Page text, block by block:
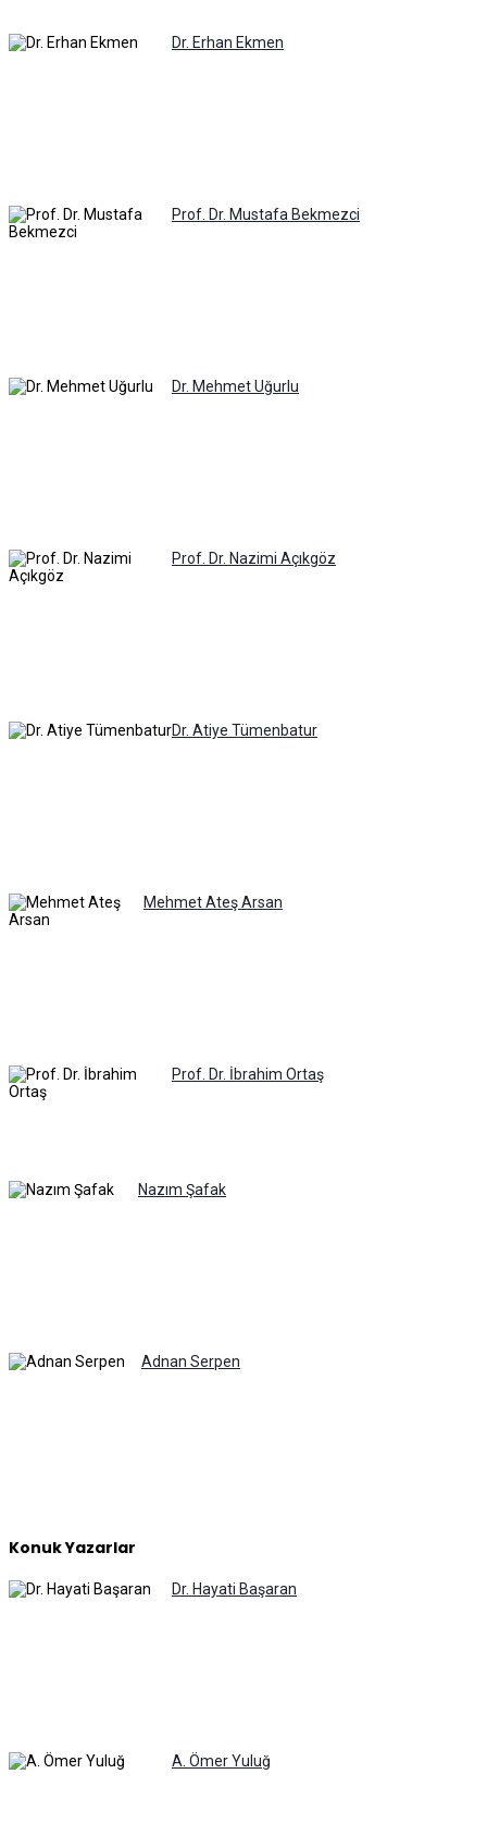
Dr. Erhan Ekmen
Prof. Dr. Mustafa Bekmezci
Dr. Mehmet Uğurlu
Prof. Dr. Nazimi Açıkgöz
Dr. Atiye Tümenbatur
Mehmet Ateş Arsan
Prof. Dr. İbrahim Ortaş
Nazım Şafak
Adnan Serpen
Konuk Yazarlar
Dr. Hayati Başaran
A. Ömer Yuluğ